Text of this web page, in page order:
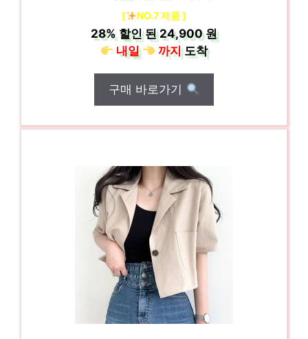
[ NO.7 제품 ]
28%할인 된24,900 원
내일
까지도착
구매 바로가기